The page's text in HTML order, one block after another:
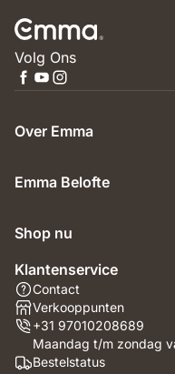
Volg Ons
Over Emma
Emma Belofte
Shop nu
Klantenservice
Contact
Verkooppunten
+31 97010208689
Maandag t/m zondag
Bestelstatus